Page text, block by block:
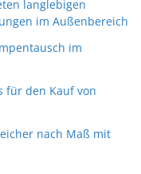
langlebigen
im Außenbereich
im
für den Kauf von
nach Maß mit